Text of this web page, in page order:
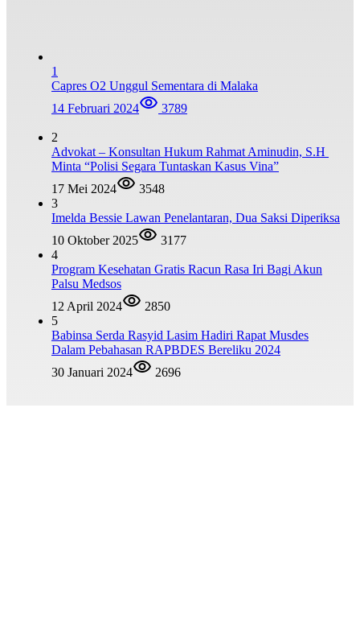
1
Capres O2 Unggul Sementara di Malaka
14 Februari 2024
3789
2
Advokat – Konsultan Hukum Rahmat Aminudin, S.H
Minta “Polisi Segara Tuntaskan Kasus Vina”
17 Mei 2024
3548
3
Imelda Bessie Lawan Penelantaran, Dua Saksi Diperiksa
10 Oktober 2025
3177
4
Program Kesehatan Gratis Racun Rasa Iri Bagi Akun
Palsu Medsos
12 April 2024
2850
5
Babinsa Serda Rasyid Lasim Hadiri Rapat Musdes
Dalam Pebahasan RAPBDES Bereliku 2024
30 Januari 2024
2696